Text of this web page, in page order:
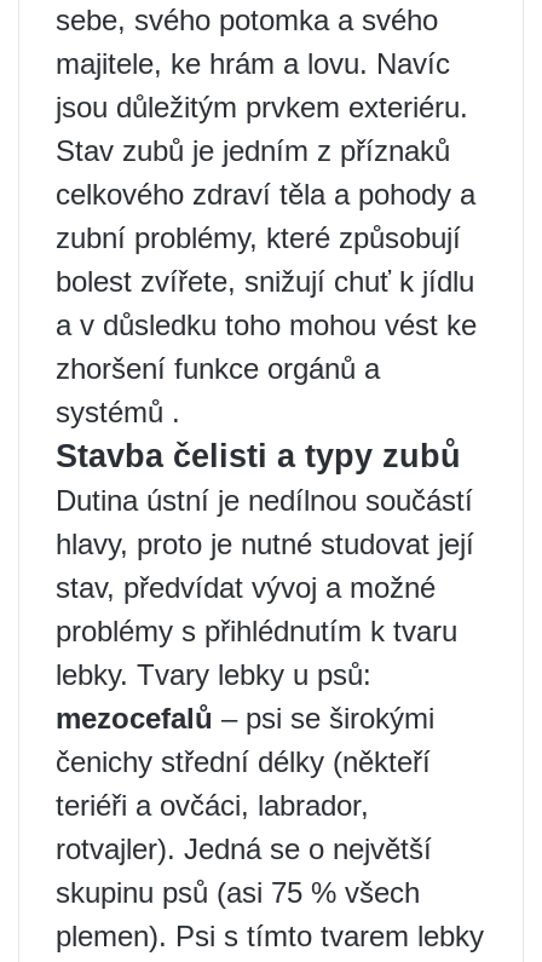
sebe, svého potomka a svého
majitele, ke hrám a lovu. Navíc
jsou důležitým prvkem exteriéru.
Stav zubů je jedním z příznaků
celkového zdraví těla a pohody a
zubní problémy, které způsobují
bolest zvířete, snižují chuť k jídlu
a v důsledku toho mohou vést ke
zhoršení funkce orgánů a
systémů .
Stavba čelisti a typy zubů
Dutina ústní je nedílnou součástí
hlavy, proto je nutné studovat její
stav, předvídat vývoj a možné
problémy s přihlédnutím k tvaru
lebky. Tvary lebky u psů:
mezocefalů – psi se širokými
čenichy střední délky (někteří
teriéři a ovčáci, labrador,
rotvajler). Jedná se o největší
skupinu psů (asi 75 % všech
plemen). Psi s tímto tvarem lebky